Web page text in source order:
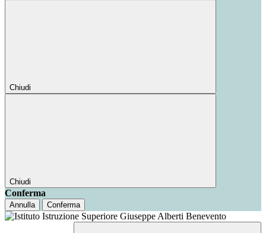
Chiudi
Chiudi
Conferma
Annulla Conferma